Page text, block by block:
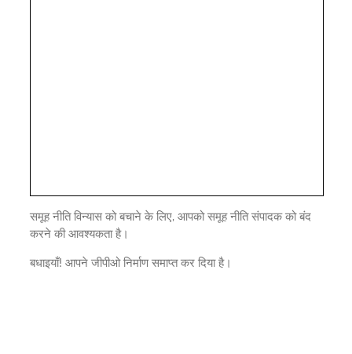
समूह नीति विन्यास को बचाने के लिए, आपको समूह नीति संपादक को बंद
करने की आवश्यकता है।
बधाइयाँ! आपने जीपीओ निर्माण समाप्त कर दिया है।